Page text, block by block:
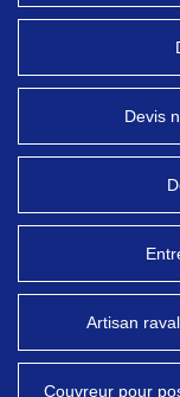
Devis
Artisan
Couvreur pour